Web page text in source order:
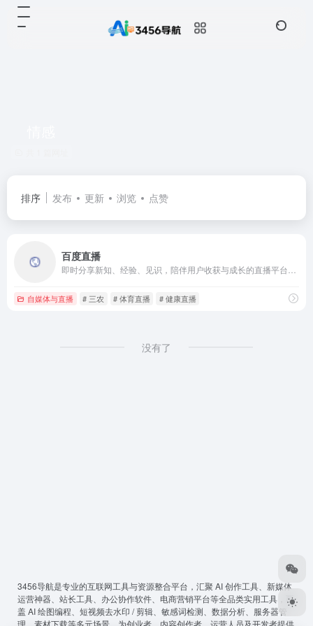
排序 发布 更新 浏览 点赞
百度直播
自媒体与直播 # 三农 # 体育直播 # 健康直播
没有了
3456导航是专业的互联网工具与资源整合平台，汇聚 AI 创作工具、新媒体
运营神器、站长工具、办公协作软件、电商营销平台等全品类实用工具，覆
盖 AI 绘图编程、短视频去水印 / 剪辑、敏感词检测、数据分析、服务器管
理、素材下载等多元场景，为创业者、内容创作者、运营人员及开发者提供